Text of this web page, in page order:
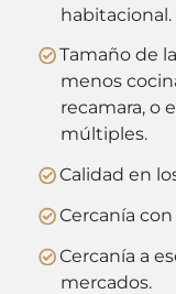
habitacional.
Tamaño de
menos
recamara, o
múltiples.
Calidad en
Cercanía
Cercanía a
mercados.